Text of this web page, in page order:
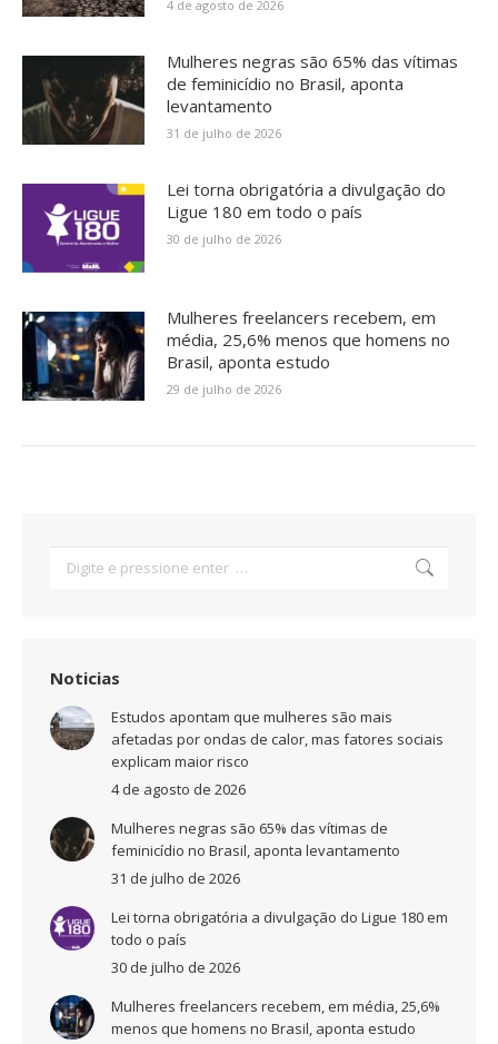
4 de agosto de 2026
Mulheres negras são 65% das vítimas
de feminicídio no Brasil, aponta
levantamento
31 de julho de 2026
Lei torna obrigatória a divulgação do
Ligue 180 em todo o país
30 de julho de 2026
Mulheres freelancers recebem, em
média, 25,6% menos que homens no
Brasil, aponta estudo
29 de julho de 2026
Noticias
Estudos apontam que mulheres são mais
afetadas por ondas de calor, mas fatores sociais
explicam maior risco
4 de agosto de 2026
Mulheres negras são 65% das vítimas de
feminicídio no Brasil, aponta levantamento
31 de julho de 2026
Lei torna obrigatória a divulgação do Ligue 180 em
todo o país
30 de julho de 2026
Mulheres freelancers recebem, em média, 25,6%
menos que homens no Brasil, aponta estudo